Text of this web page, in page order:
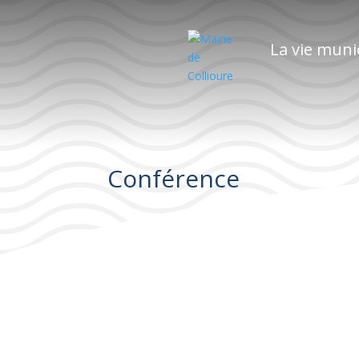
La vie
Conférence